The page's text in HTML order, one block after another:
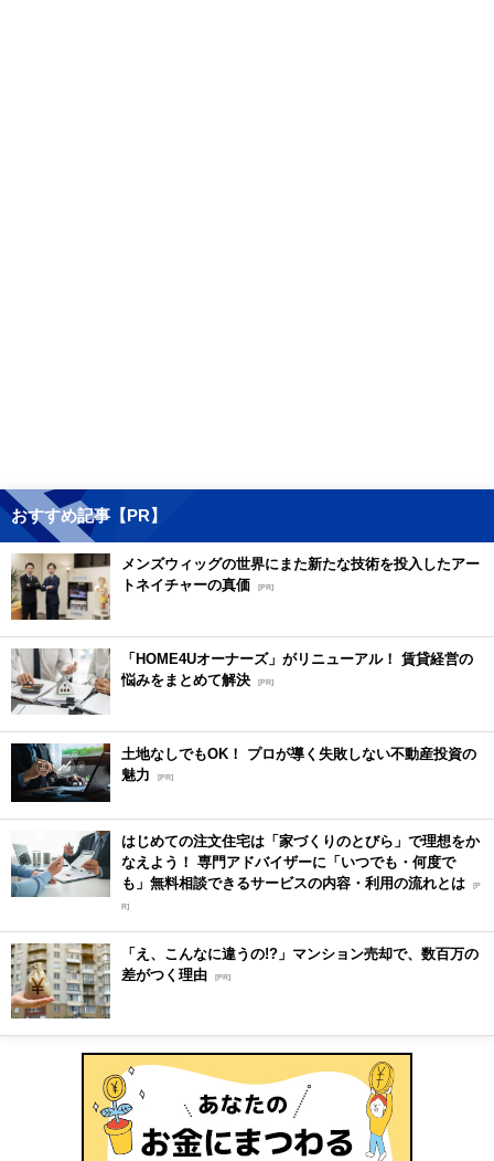
おすすめ記事【PR】
メンズウィッグの世界にまた新たな技術を投入したアー
トネイチャーの真価
[PR]
「HOME4Uオーナーズ」がリニューアル！ 賃貸経営の
悩みをまとめて解決 [PR]
土地なしでもOK！ プロが導く失敗しない不動産投資の
魅力
[PR]
はじめての注文住宅は「家づくりのとびら」で理想をか
なえよう！ 専門アドバイザーに「いつでも・何度で
も」無料相談できるサービスの内容・利用の流れとは [P
R]
「え、こんなに違うの!?」マンション売却で、数百万の
差がつく理由 [PR]